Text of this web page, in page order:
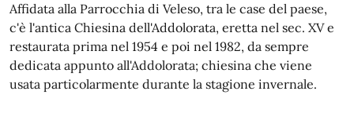
Affidata alla Parrocchia di Veleso, tra le case del paese,
c'è l'antica Chiesina dell'Addolorata, eretta nel sec. XV e
restaurata prima nel 1954 e poi nel 1982, da sempre
dedicata appunto all'Addolorata; chiesina che viene
usata particolarmente durante la stagione invernale.